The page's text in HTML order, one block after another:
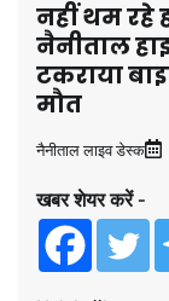
नहीं थम रहे
नैनीताल
टकराया
मौत
नैनीताल लाइव डेस्क
खबर शेयर करें -